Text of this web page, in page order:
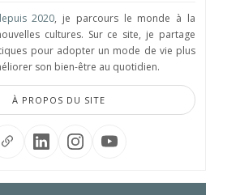
2020, je parcours le monde à la
cultures. Sur ce site, je partage
pour adopter un mode de vie plus
son bien-être au quotidien.
À PROPOS DU SITE